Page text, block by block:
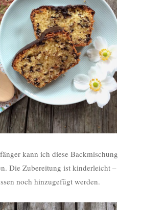
kann ich diese Backmischung
Die Zubereitung ist kinderleicht –
noch hinzugefügt werden.